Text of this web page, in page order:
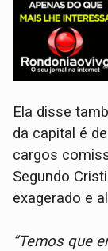
Ela disse
da capital é
cargos
Segundo
exagerado e
“Temos que